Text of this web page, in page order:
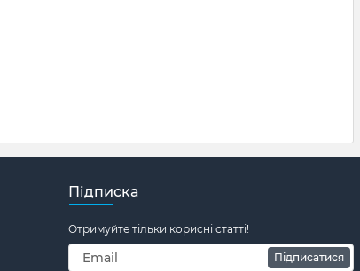
Підписка
Отримуйте тільки корисні статті!
Підписатися